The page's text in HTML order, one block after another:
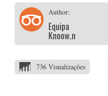
Author:
Equipa
Knoow.net
736 Visualizações